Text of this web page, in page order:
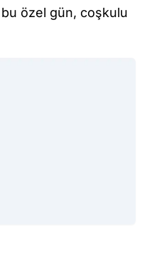
özel gün, coşkulu